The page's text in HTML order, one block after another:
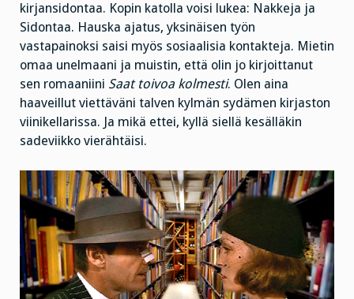
kirjansidontaa. Kopin katolla voisi lukea: Nakkeja ja
Sidontaa. Hauska ajatus, yksinäisen työn
vastapainoksi saisi myös sosiaalisia kontakteja. Mietin
omaa unelmaani ja muistin, että olin jo kirjoittanut
sen romaaniini Saat toivoa kolmesti. Olen aina
haaveillut viettäväni talven kylmän sydämen kirjaston
viinikellarissa. Ja mikä ettei, kyllä siellä kesälläkin
sadeviikko vierähtäisi.